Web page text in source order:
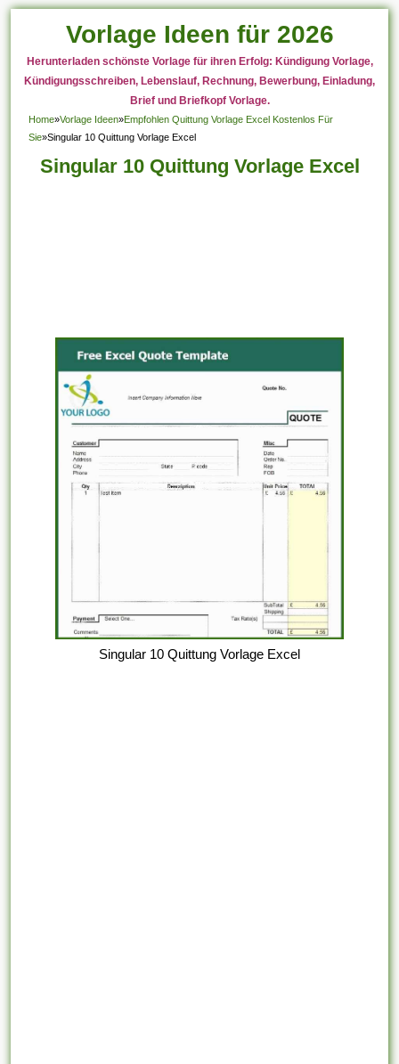
Vorlage Ideen für 2026
Herunterladen schönste Vorlage für ihren Erfolg: Kündigung Vorlage,
Kündigungsschreiben, Lebenslauf, Rechnung, Bewerbung, Einladung,
Brief und Briefkopf Vorlage.
Home»Vorlage Ideen»Empfohlen Quittung Vorlage Excel Kostenlos Für
Sie»Singular 10 Quittung Vorlage Excel
Singular 10 Quittung Vorlage Excel
Singular 10 Quittung Vorlage Excel